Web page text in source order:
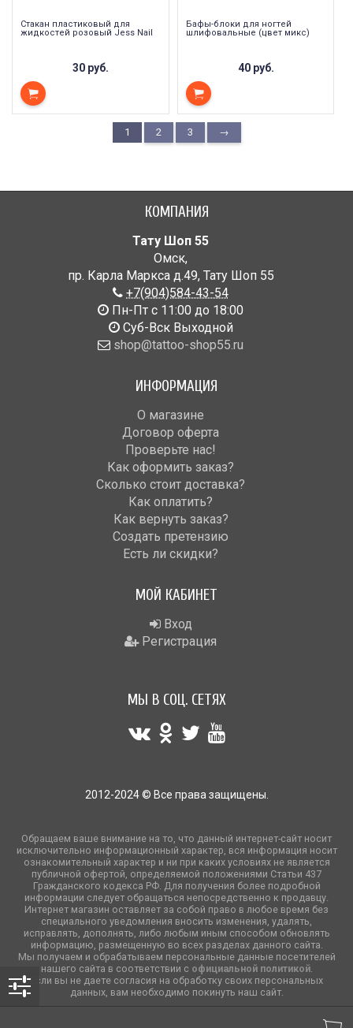
Стакан пластиковый для
жидкостей розовый Jess Nail
30 руб.
Бафы-блоки для ногтей
шлифовальные (цвет микс)
40 руб.
1 2 3 →
КОМПАНИЯ
Тату Шоп 55
Омск,
пр. Карла Маркса д.49, Тату Шоп 55
+7(904)584-43-54
Пн-Пт с 11:00 до 18:00
Cуб-Вск Выходной
shop@tattoo-shop55.ru
ИНФОРМАЦИЯ
О магазине
Договор оферта
Проверьте нас!
Как оформить заказ?
Сколько стоит доставка?
Как оплатить?
Как вернуть заказ?
Создать претензию
Есть ли скидки?
МОЙ КАБИНЕТ
Вход
Регистрация
МЫ В СОЦ. СЕТЯХ
2012-2024 © Все права защищены.
Обращаем ваше внимание на то, что данный интернет-сайт носит
исключительно информационный характер, вся информация носит
ознакомительный характер и ни при каких условиях не является
публичной офертой, определяемой положениями Статьи 437
Гражданского кодекса РФ. Для получения более подробной
информации следует обращаться непосредственно к продавцу.
Интернет магазин оставляет за собой право в любое время без
специального уведомления вносить изменения, удалять,
исправлять, дополнять, либо любым иным способом обновлять
информацию, размещенную во всех разделах данного сайта.
Мы получаем и обрабатываем персональные данные посетителей
нашего сайта в соответствии с официальной политикой.
Если вы не даете согласия на обработку своих персональных
данных, вам необходимо покинуть наш сайт.